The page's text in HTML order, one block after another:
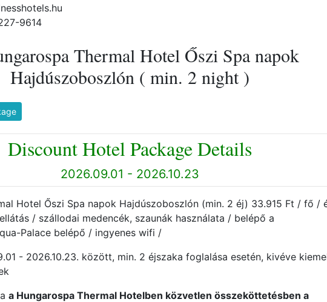
9614
Thermal Hotel Őszi Spa napok
Hajdúszoboszlón ( min. 2 night )
Discount Hotel Package Details
2026.09.01 - 2026.10.23
Hotel Őszi Spa napok Hajdúszoboszlón (min. 2 éj) 33.915 Ft / fő /
/ szállodai medencék, szaunák használata / belépő a
Palace belépő / ingyenes wifi /
- 2026.10.23. között, min. 2 éjszaka foglalása esetén, kivéve
a Hungarospa Thermal Hotelben közvetlen összeköttetésben a